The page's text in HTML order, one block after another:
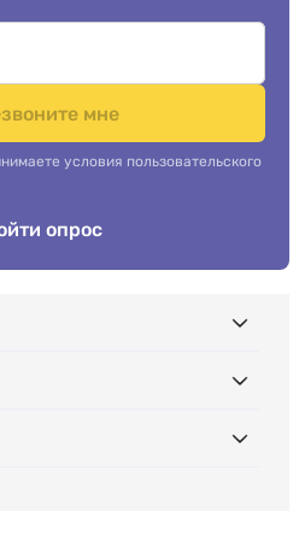
мне
условия пользовательского
опрос